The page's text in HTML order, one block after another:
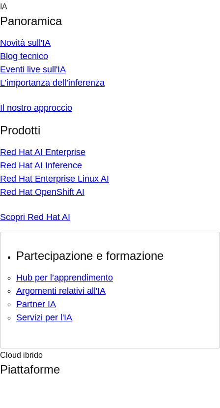
Skip
content
IA
Panoramica
Novità sull'IA
Blog tecnico
Eventi live sull'IA
L’importanza dell’inferenza
Il nostro approccio
Prodotti
Red Hat AI Enterprise
Red Hat AI Inference
Red Hat Enterprise Linux AI
Red Hat OpenShift AI
Scopri Red Hat AI
Partecipazione e formazione
Hub per l’apprendimento
Argomenti relativi all'IA
Partner IA
Servizi per l'IA
Cloud ibrido
Piattaforme